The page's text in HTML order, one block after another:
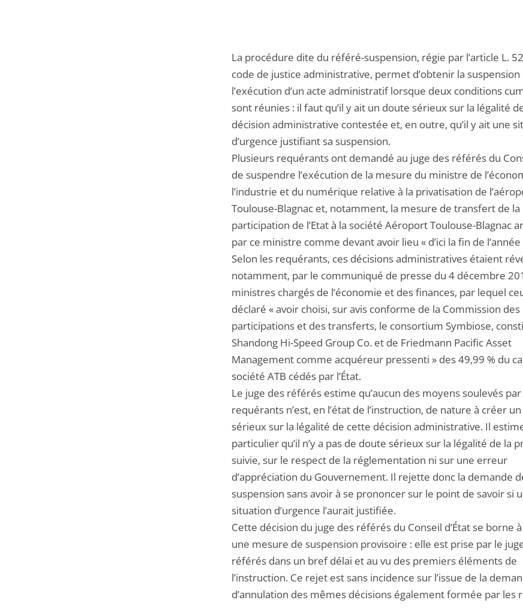
La procédure dite du référé-suspension, régie par l’article L.
code de justice administrative, permet d’obtenir la suspension
l’exécution d’un acte administratif lorsque deux conditions
sont réunies : il faut qu’il y ait un doute sérieux sur la légalité
décision administrative contestée et, en outre, qu’il y ait une
d’urgence justifiant sa suspension.
Plusieurs requérants ont demandé au juge des référés du
de suspendre l’exécution de la mesure du ministre de
l’industrie et du numérique relative à la privatisation de
Toulouse-Blagnac et, notamment, la mesure de transfert de la
participation de l’Etat à la société Aéroport Toulouse-Blagnac
par ce ministre comme devant avoir lieu « d’ici la fin de l’année
Selon les requérants, ces décisions administratives étaient
notamment, par le communiqué de presse du 4 décembre
ministres chargés de l’économie et des finances, par lequel
déclaré « avoir choisi, sur avis conforme de la Commission des
participations et des transferts, le consortium Symbiose,
Shandong Hi-Speed Group Co. et de Friedmann Pacific Asset
Management comme acquéreur pressenti » des 49,99 % du
société ATB cédés par l’État.
Le juge des référés estime qu’aucun des moyens soulevés
requérants n’est, en l’état de l’instruction, de nature à créer
sérieux sur la légalité de cette décision administrative. Il
particulier qu’il n’y a pas de doute sérieux sur la légalité de la
suivie, sur le respect de la réglementation ni sur une erreur
d’appréciation du Gouvernement. Il rejette donc la demande
suspension sans avoir à se prononcer sur le point de savoir si
situation d’urgence l’aurait justifiée.
Cette décision du juge des référés du Conseil d’État se borne
une mesure de suspension provisoire : elle est prise par le
référés dans un bref délai et au vu des premiers éléments de
l’instruction. Ce rejet est sans incidence sur l’issue de la
d’annulation des mêmes décisions également formée par les